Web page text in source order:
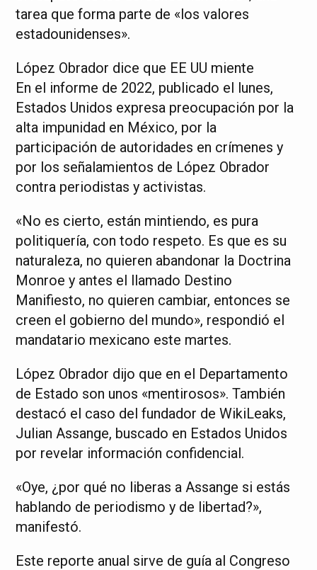
tarea que forma parte de «los valores
estadounidenses».
López Obrador dice que EE UU miente
En el informe de 2022, publicado el lunes,
Estados Unidos expresa preocupación por la
alta impunidad en México, por la
participación de autoridades en crímenes y
por los señalamientos de López Obrador
contra periodistas y activistas.
«No es cierto, están mintiendo, es pura
politiquería, con todo respeto. Es que es su
naturaleza, no quieren abandonar la Doctrina
Monroe y antes el llamado Destino
Manifiesto, no quieren cambiar, entonces se
creen el gobierno del mundo», respondió el
mandatario mexicano este martes.
López Obrador dijo que en el Departamento
de Estado son unos «mentirosos». También
destacó el caso del fundador de WikiLeaks,
Julian Assange, buscado en Estados Unidos
por revelar información confidencial.
«Oye, ¿por qué no liberas a Assange si estás
hablando de periodismo y de libertad?»,
manifestó.
Este reporte anual sirve de guía al Congreso